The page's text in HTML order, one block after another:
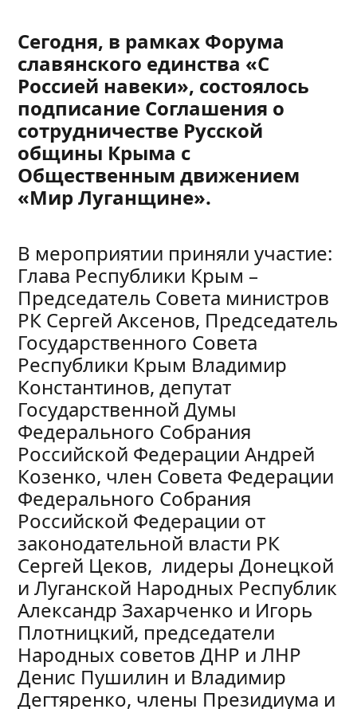
Сегодня, в рамках Форума
славянского единства «С
Россией навеки», состоялось
подписание Соглашения о
сотрудничестве Русской
общины Крыма с
Общественным движением
«Мир Луганщине».
В мероприятии приняли участие:
Глава Республики Крым –
Председатель Совета министров
РК Сергей Аксенов, Председатель
Государственного Совета
Республики Крым Владимир
Константинов, депутат
Государственной Думы
Федерального Собрания
Российской Федерации Андрей
Козенко, член Совета Федерации
Федерального Собрания
Российской Федерации от
законодательной власти РК
Сергей Цеков, лидеры Донецкой
и Луганской Народных Республик
Александр Захарченко и Игорь
Плотницкий, председатели
Народных советов ДНР и ЛНР
Денис Пушилин и Владимир
Дегтяренко, члены Президиума и